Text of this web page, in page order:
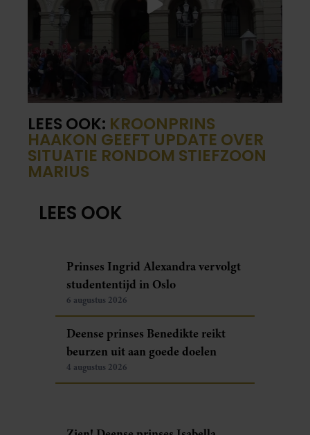
LEES OOK: KROONPRINS
HAAKON GEEFT UPDATE OVER
SITUATIE RONDOM STIEFZOON
MARIUS
LEES OOK
Prinses Ingrid Alexandra vervolgt
studententijd in Oslo
6 augustus 2026
Deense prinses Benedikte reikt
beurzen uit aan goede doelen
4 augustus 2026